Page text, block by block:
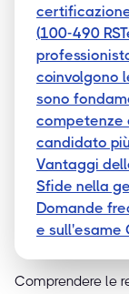
(100-490
coinvolgono
sono
competenze
candidato
Vantaggi
Sfide nella
Domande
e sull'esame
Comprendere le